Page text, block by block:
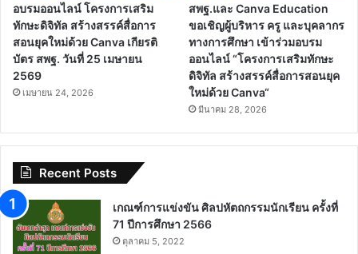
อบรมออนไลน์ โครงการเสริม
ทักษะดิจิทัล สร้างสรรค์สื่อการ
สอนยุคใหม่ด้วย Canva เกียรติ
บัตร สพฐ. วันที่ 25 เมษายน
2569
เมษายน 24, 2026
สพฐ.และ Canva Education
ขอเชิญผู้บริหาร ครู และบุคลากร
ทางการศึกษา เข้าร่วมอบรม
ออนไลน์ “โครงการเสริมทักษะ
ดิจิทัล สร้างสรรค์สื่อการสอนยุค
ใหม่ด้วย Canva“
มีนาคม 28, 2026
Recent Posts
เกณฑ์การแข่งขัน ศิลปหัตถกรรมนักเรียน ครั้งที่
71 ปีการศึกษา 2566
ตุลาคม 5, 2022